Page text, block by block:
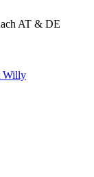
AT & DE